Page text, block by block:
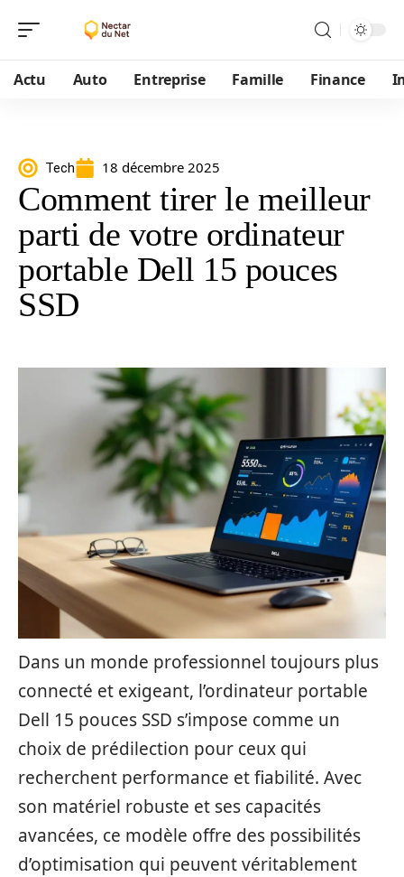
Actu Auto Entreprise Famille Finance
Tech 18 décembre 2025
Comment tirer le meilleur
parti de votre ordinateur
portable Dell 15 pouces
SSD
Dans un monde professionnel toujours plus
connecté et exigeant, l’ordinateur portable
Dell 15 pouces SSD s’impose comme un
choix de prédilection pour ceux qui
recherchent performance et fiabilité. Avec
son matériel robuste et ses capacités
avancées, ce modèle offre des possibilités
d’optimisation qui peuvent véritablement